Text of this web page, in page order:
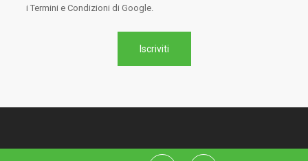
i Termini e Condizioni di Google.
Iscriviti